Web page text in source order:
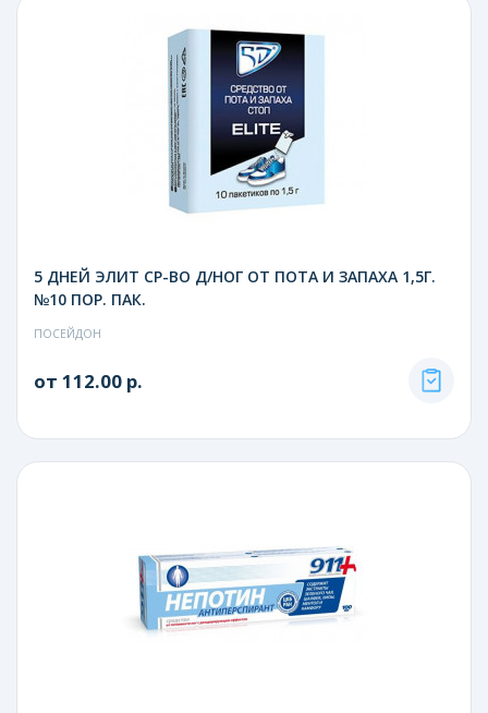
5 ДНЕЙ ЭЛИТ СР-ВО Д/НОГ ОТ ПОТА И ЗАПАХА 1,5Г.
№10 ПОР. ПАК.
ПОСЕЙДОН
от 112.00 р.